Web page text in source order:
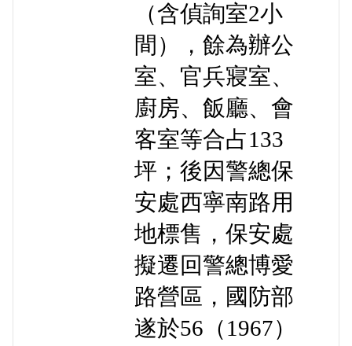
（含偵詢室2小
間），餘為辦公
室、官兵寢室、
廚房、飯廳、會
客室等合占133
坪；後因警總保
安處西寧南路用
地標售，保安處
擬遷回警總博愛
路營區，國防部
遂於56（1967）